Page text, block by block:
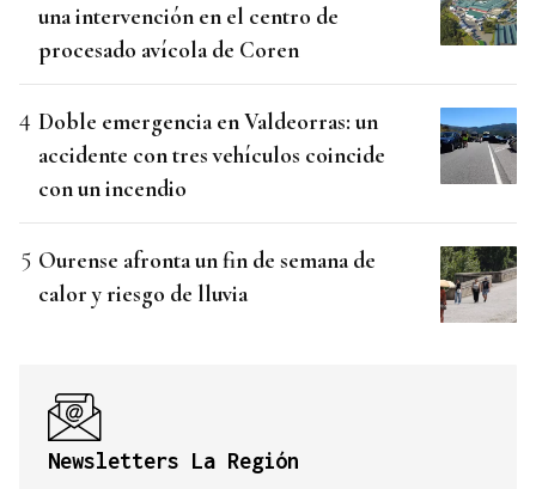
una intervención en el centro de
procesado avícola de Coren
Doble emergencia en Valdeorras: un
accidente con tres vehículos coincide
con un incendio
Ourense afronta un fin de semana de
calor y riesgo de lluvia
Newsletters La Región